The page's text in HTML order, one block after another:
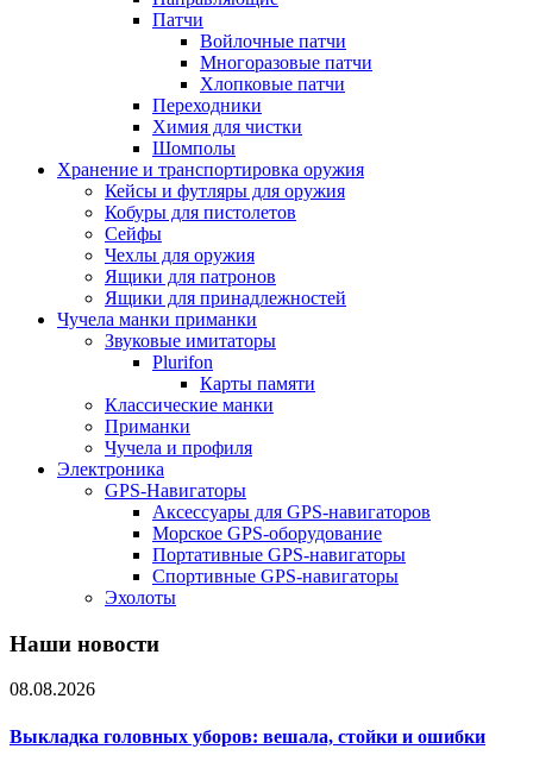
Патчи
Войлочные патчи
Многоразовые патчи
Хлопковые патчи
Переходники
Химия для чистки
Шомполы
Хранение и транспортировка оружия
Кейсы и футляры для оружия
Кобуры для пистолетов
Сейфы
Чехлы для оружия
Ящики для патронов
Ящики для принадлежностей
Чучела манки приманки
Звуковые имитаторы
Plurifon
Карты памяти
Классические манки
Приманки
Чучела и профиля
Электроника
GPS-Навигаторы
Аксессуары для GPS-навигаторов
Морское GPS-оборудование
Портативные GPS-навигаторы
Спортивные GPS-навигаторы
Эхолоты
Наши новости
08.08.2026
Выкладка головных уборов: вешала, стойки и ошибки